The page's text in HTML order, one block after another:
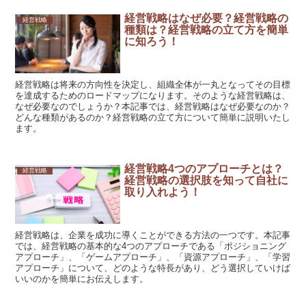
経営戦略
経営戦略はなぜ必要？経営戦略の
種類は？経営戦略の立て方を簡単
に知ろう！
経営戦略は将来の方向性を決定し、組織全体が一丸となってその目標
を達成するためのロードマップになります。そのような経営戦略は、
なぜ必要なのでしょうか？本記事では、経営戦略はなぜ必要なのか？
どんな種類があるのか？経営戦略の立て方について簡単に説明いたし
ます。
経営戦略
経営戦略4つのアプローチとは？
経営戦略の選択肢を知って自社に
取り入れよう！
経営戦略は、企業を成功に導くことができる方法の一つです。本記事
では、経営戦略の基本的な4つのアプローチである「ポジショニング
アプローチ」、「ゲームアプローチ」、「資源アプローチ」、「学習
アプローチ」について、どのような特長があり、どう選択していけば
いいのかを簡単にお伝えします。